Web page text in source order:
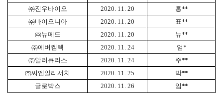
㈜진우바이오 2020. 11. 20 홍**
㈜바이오니아 2020. 11. 20 표**
㈜뉴메드 2020. 11. 20 뉴**
㈜에버켐텍 2020. 11. 24 엄 *
㈜알러큐리스 2020. 11. 24 주**
㈜씨엔알리서치 2020. 11. 25 박**
글로박스 2020. 11. 26 임 **